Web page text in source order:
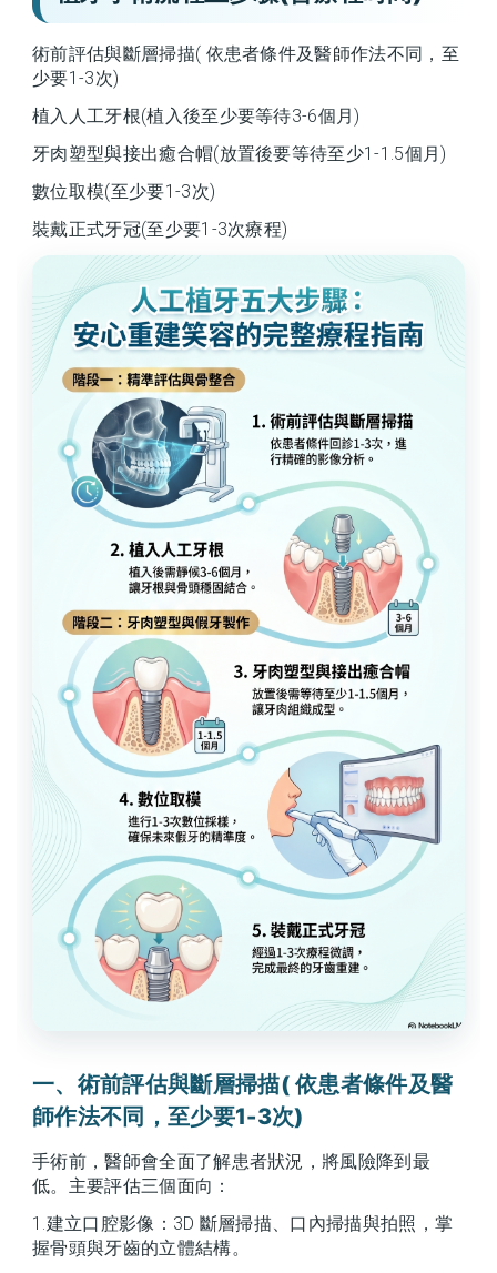
術前評估與斷層掃描( 依患者條件及醫師作法不同，至
少要1-3次)
植入人工牙根(植入後至少要等待3-6個月)
牙肉塑型與接出癒合帽(放置後要等待至少1-1.5個月)
數位取模(至少要1-3次)
裝戴正式牙冠(至少要1-3次療程)
一、術前評估與斷層掃描( 依患者條件及醫
師作法不同，至少要1-3次)
手術前，醫師會全面了解患者狀況，將風險降到最
低。主要評估三個面向：
1.建立口腔影像：3D 斷層掃描、口內掃描與拍照，掌
握骨頭與牙齒的立體結構。